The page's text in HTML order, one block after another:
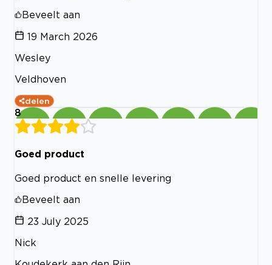
Beveelt aan
19 March 2026
Wesley
Veldhoven
delen
8
Goed product
Goed product en snelle levering
Beveelt aan
23 July 2025
Nick